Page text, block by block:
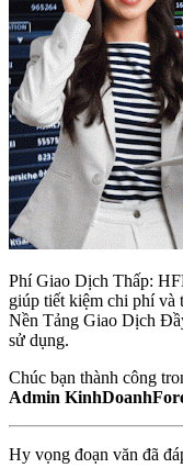
Phí Giao Dịch Thấp:
giúp tiết kiệm chi phí và
Nền Tảng Giao Dịch
sử dụng.
Chúc bạn thành công
Admin
Hy vọng đoạn văn đã